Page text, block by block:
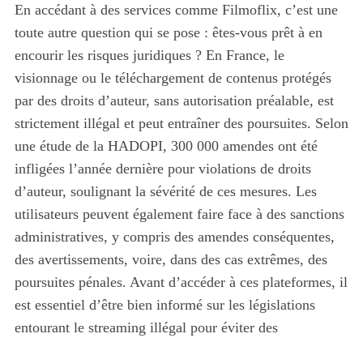
En accédant à des services comme Filmoflix, c’est une
toute autre question qui se pose : êtes-vous prêt à en
encourir les risques juridiques ? En France, le
visionnage ou le téléchargement de contenus protégés
par des droits d’auteur, sans autorisation préalable, est
strictement illégal et peut entraîner des poursuites. Selon
une étude de la HADOPI, 300 000 amendes ont été
infligées l’année dernière pour violations de droits
d’auteur, soulignant la sévérité de ces mesures. Les
utilisateurs peuvent également faire face à des sanctions
administratives, y compris des amendes conséquentes,
des avertissements, voire, dans des cas extrêmes, des
poursuites pénales. Avant d’accéder à ces plateformes, il
est essentiel d’être bien informé sur les législations
entourant le streaming illégal pour éviter des
S
e
c
h